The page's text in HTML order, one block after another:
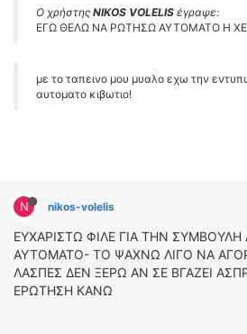
Ο χρήστης NIKOS VOLELIS έγραψε:
ΕΓΩ ΘΕΛΩ ΝΑ ΡΩΤΗΣΩ ΑΥΤΟΜΑΤΟ Η
με το ταπεινο μου μυαλο εχω την
αυτοματο κιβωτιο!
N nikos-volelis
ΕΥΧΑΡΙΣΤΩ ΦΙΛΕ ΓΙΑ ΤΗΝ
ΑΥΤΟΜΑΤΟ- ΤΟ ΨΑΧΝΩ ΛΙΓΟ ΝΑ
ΛΑΣΠΕΣ ΔΕΝ ΞΕΡΩ ΑΝ ΣΕ ΒΓΑΖΕΙ
ΕΡΩΤΗΣΗ ΚΑΝΩ